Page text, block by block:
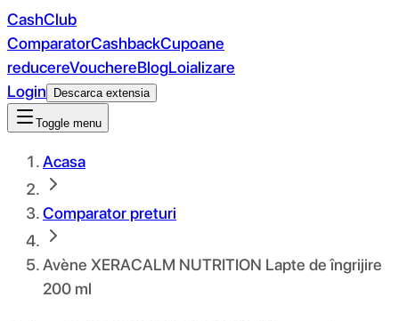
CashClub
ComparatorCashbackCupoane
reducereVouchereBlogLoializare
Login
Descarca extensia
Toggle menu
Acasa
Comparator preturi
Avène XERACALM NUTRITION Lapte de îngrijire
200 ml